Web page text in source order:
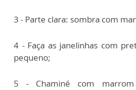
3 - Parte clara: sombra com
4 - Faça as janelinhas com
pequeno;
5 - Chaminé com